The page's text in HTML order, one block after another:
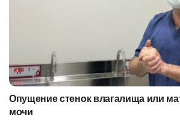
Опущение стенок влагалища или
мочи